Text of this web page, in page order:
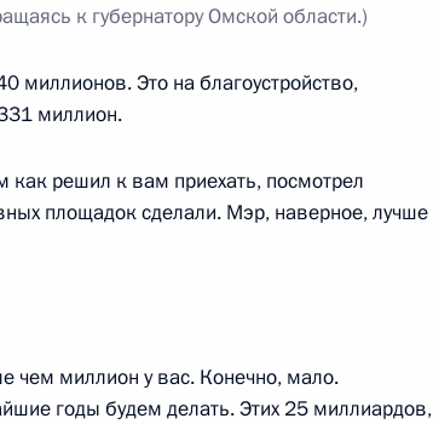
к губернатору Омской области.)
миллионов. Это на благоустройство,
миллион.
как решил к вам приехать, посмотрел
площадок сделали. Мэр, наверное, лучше
чем миллион у вас. Конечно, мало.
годы будем делать. Этих 25 миллиардов,